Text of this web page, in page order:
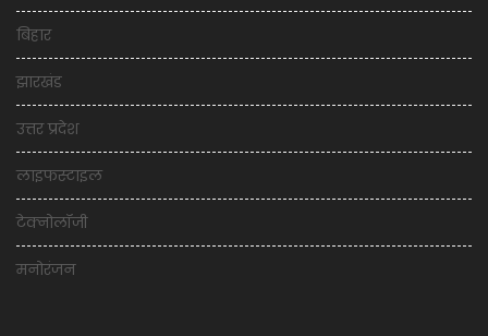
बिहार
झारखंड
उत्तर प्रदेश
लाइफस्टाइल
टेक्नोलॉजी
मनोरंजन